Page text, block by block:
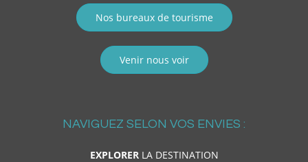
Nos bureaux de tourisme
Venir nous voir
NAVIGUEZ SELON VOS ENVIES :
EXPLORERLA DESTINATION